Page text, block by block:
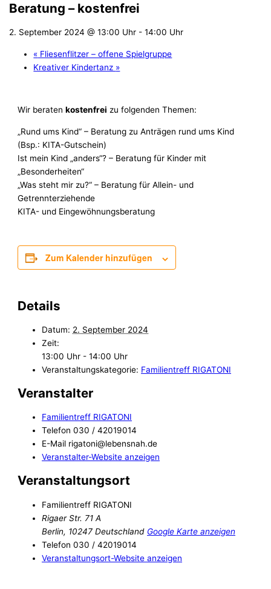
Beratung – kostenfrei
2. September 2024 @ 13:00 Uhr -14:00 Uhr
« Fliesenflitzer – offene Spielgruppe
Kreativer Kindertanz »
Wir beratenkostenfrei zu folgenden Themen:
„Rund ums Kind“ – Beratung zu Anträgen rund ums Kind
(Bsp.: KITA-Gutschein)
Ist mein Kind „anders“? – Beratung für Kinder mit
„Besonderheiten“
„Was steht mir zu?“ – Beratung für Allein- und
Getrennterziehende
KITA- und Eingewöhnungsberatung
Zum Kalender hinzufügen
Details
Datum: 2. September 2024
Zeit:
13:00 Uhr - 14:00 Uhr
Veranstaltungskategorie: Familientreff RIGATONI
Veranstalter
Familientreff RIGATONI
Telefon030 / 42019014
E-Mail rigatoni@lebensnah.de
Veranstalter-Website anzeigen
Veranstaltungsort
Familientreff RIGATONI
Rigaer Str. 71 A
Berlin, 10247 Deutschland Google Karte anzeigen
Telefon 030 / 42019014
Veranstaltungsort-Website anzeigen